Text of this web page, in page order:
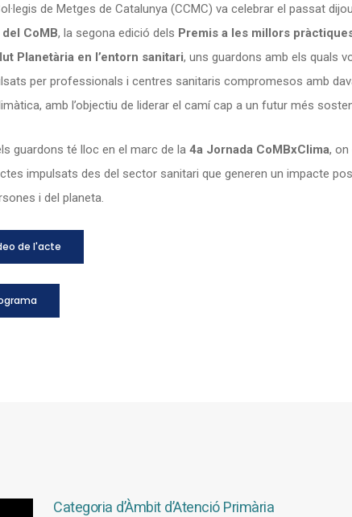
de Metges de Catalunya (CCMC) va celebrar el passat
del CoMB, la segona edició dels Premis a les millors
Planetària en l’entorn sanitari, uns guardons amb els quals
per professionals i centres sanitaris compromesos amb
amb l’objectiu de liderar el camí cap a un futur més
guardons té lloc en el marc de la4a Jornada CoMBxClima, on
impulsats des del sector sanitari que generen un impacte
i del planeta.
de l'acte
Categoria d’Àmbit d’Atenció Primària